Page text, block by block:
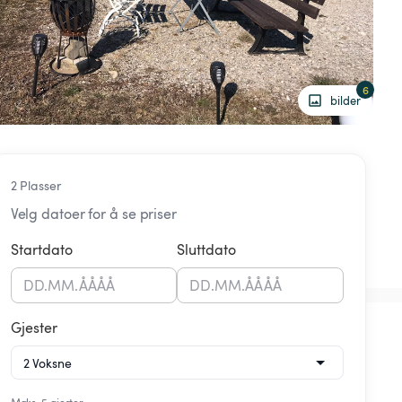
bilder
6
2 Plasser
Velg datoer for å se priser
Startdato
DD.MM.ÅÅÅÅ
Sluttdato
DD.MM.ÅÅÅÅ
Gjester